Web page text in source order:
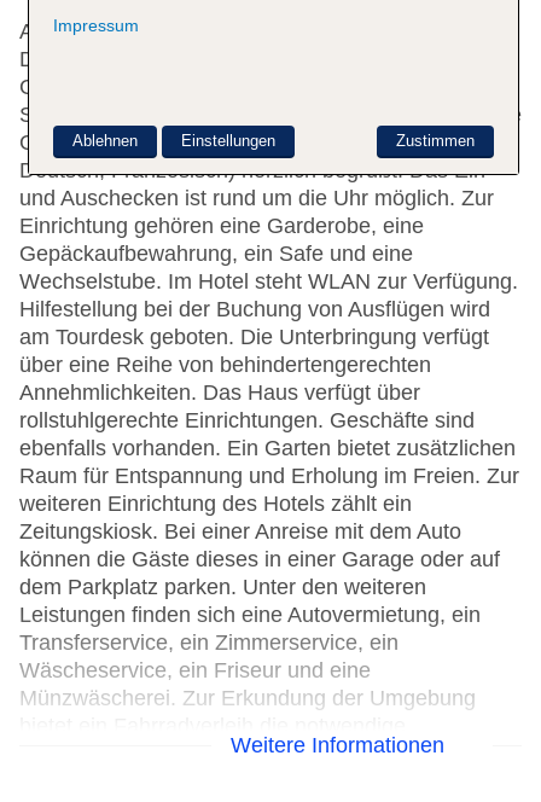
Auf die Gäste warten 3 Suiten, 8 Einzel- und 117
Doppelzimmer, die sich auf zwei 3-stöckige
Gebäude mit Aufzügen verteilen. An der 24-
Stunden-Rezeption im Empfangsbereich werden die
Gäste vom mehrsprachigen Personal (Englisch,
Deutsch, Französisch) herzlich begrüßt. Das Ein-
und Auschecken ist rund um die Uhr möglich. Zur
Einrichtung gehören eine Garderobe, eine
Gepäckaufbewahrung, ein Safe und eine
Wechselstube. Im Hotel steht WLAN zur Verfügung.
Hilfestellung bei der Buchung von Ausflügen wird
am Tourdesk geboten. Die Unterbringung verfügt
über eine Reihe von behindertengerechten
Annehmlichkeiten. Das Haus verfügt über
rollstuhlgerechte Einrichtungen. Geschäfte sind
ebenfalls vorhanden. Ein Garten bietet zusätzlichen
Raum für Entspannung und Erholung im Freien. Zur
weiteren Einrichtung des Hotels zählt ein
Zeitungskiosk. Bei einer Anreise mit dem Auto
können die Gäste dieses in einer Garage oder auf
dem Parkplatz parken. Unter den weiteren
Leistungen finden sich eine Autovermietung, ein
Transferservice, ein Zimmerservice, ein
Wäscheservice, ein Friseur und eine
Münzwäscherei. Zur Erkundung der Umgebung
Ausrüstung. Kostenfrei steht Gästen die
Weitere Informationen
Impressum
Zustimmen
Ablehnen Einstellungen